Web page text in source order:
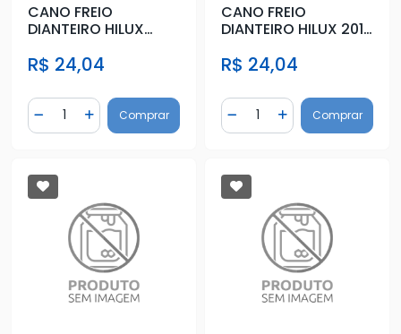
CANO FREIO
DIANTEIRO HILUX
ANTERIOR
R$ 24,04
Diminuir Quantidade
Quantidade
Adicionar Quantidade
Comprar
CANO FREIO
DIANTEIRO HILUX 2016
R$ 24,04
Diminuir Quantidade
Quantidade
AdicionarComprar